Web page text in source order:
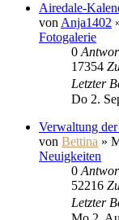
Airedale-
vonAnja1402
Fotogalerie
0
17354
Letzter
Do 2.
Verwaltung
von Bettina »
Neuigkeiten
0
52216
Letzter